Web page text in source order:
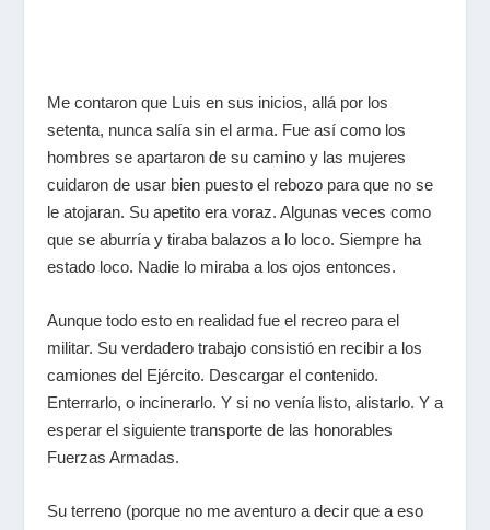
Me contaron que Luis en sus inicios, allá por los
setenta, nunca salía sin el arma. Fue así como los
hombres se apartaron de su camino y las mujeres
cuidaron de usar bien puesto el rebozo para que no se
le atojaran. Su apetito era voraz. Algunas veces como
que se aburría y tiraba balazos a lo loco. Siempre ha
estado loco. Nadie lo miraba a los ojos entonces.
Aunque todo esto en realidad fue el recreo para el
militar. Su verdadero trabajo consistió en recibir a los
camiones del Ejército. Descargar el contenido.
Enterrarlo, o incinerarlo. Y si no venía listo, alistarlo. Y a
esperar el siguiente transporte de las honorables
Fuerzas Armadas.
Su terreno (porque no me aventuro a decir que a eso